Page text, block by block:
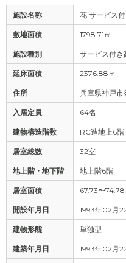
施設名称 花 サービス
敷地面積 1798.71㎡
施設種別 サービス付き
延床面積 2376.88㎡
住所 兵庫県神戸市
入居定員 64名
建物構造階数 RC造地上6階
居室総数 32室
地上階・地下階 地上階6階
居室面積 67.73〜74.78
開設年月日 1993年02月
建物形態 単独型
建築年月日 1993年02月